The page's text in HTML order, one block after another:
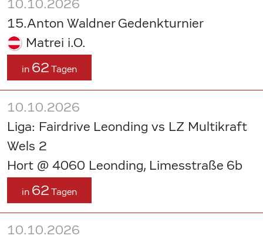
10.10.2026
15.Anton Waldner Gedenkturnier
Matrei i.O.
in 62 Tagen
10.10.2026
Liga: Fairdrive Leonding vs LZ Multikraft
Wels 2
Hort @ 4060 Leonding, Limesstraße 6b
in 62 Tagen
10.10.2026